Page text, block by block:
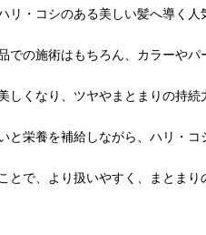
リ・コシのある美しい髪へ導く人
での施術はもちろん、カラーや
しくなり、ツヤやまとまりの持続
と栄養を補給しながら、ハリ・コ
とで、より扱いやすく、まとまり